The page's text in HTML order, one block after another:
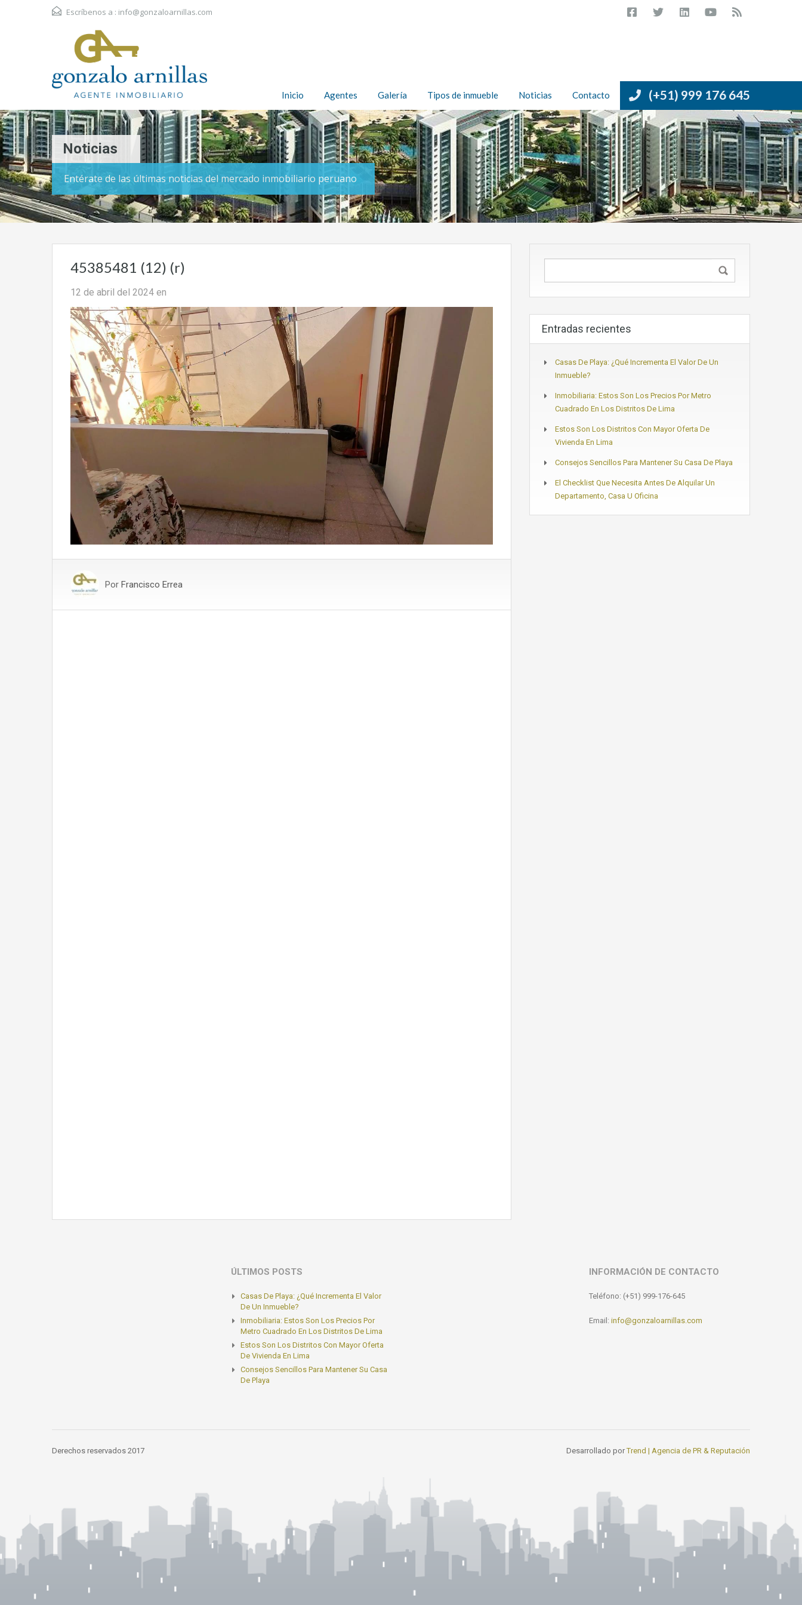
Escríbenos a : info@gonzaloarnillas.com
(+51) 999 176 645
Inicio Agentes Galería Tipos de inmueble Noticias Contacto
Noticias
Entérate de las últimas noticias del mercado inmobiliario peruano
45385481 (12) (r)
12 de abril del 2024 en
Por Francisco Errea
Entradas recientes
Casas De Playa: ¿Qué Incrementa El Valor De Un
Inmueble?
Inmobiliaria: Estos Son Los Precios Por Metro
Cuadrado En Los Distritos De Lima
Estos Son Los Distritos Con Mayor Oferta De
Vivienda En Lima
Consejos Sencillos Para Mantener Su Casa De Playa
El Checklist Que Necesita Antes De Alquilar Un
Departamento, Casa U Oficina
ÚLTIMOS POSTS
Casas De Playa: ¿Qué Incrementa El Valor
De Un Inmueble?
Inmobiliaria: Estos Son Los Precios Por
Metro Cuadrado En Los Distritos De Lima
Estos Son Los Distritos Con Mayor Oferta
De Vivienda En Lima
Consejos Sencillos Para Mantener Su Casa
De Playa
INFORMACIÓN DE CONTACTO
Teléfono: (+51) 999-176-645
Email: info@gonzaloarnillas.com
Derechos reservados 2017 Desarrollado porTrend | Agencia de PR & Reputación